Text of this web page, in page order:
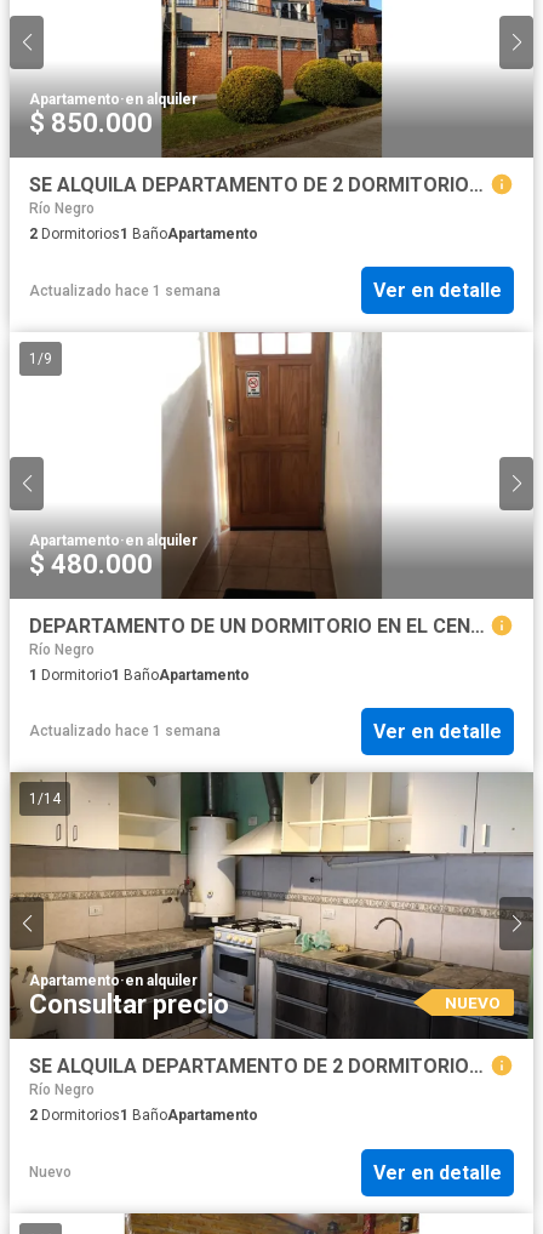
Apartamento·en alquiler
$ 850.000
SE ALQUILA DEPARTAMENTO DE 2 DORMITORIOS EL BOLSÓN
Río Negro
2 Dormitorios1 BañoApartamento
Actualizado hace 1 semana Ver en detalle
1 /9
Apartamento·en alquiler
$ 480.000
DEPARTAMENTO DE UN DORMITORIO EN EL CENTRO DE EL BOLSÓN
Río Negro
1 Dormitorio1 BañoApartamento
Actualizado hace 1 semana Ver en detalle
1 /14
Apartamento·en alquiler
Consultar precio NUEVO
SE ALQUILA DEPARTAMENTO DE 2 DORMITORIOS SOBRE AV SAN MARTN
Río Negro
2 Dormitorios1 BañoApartamento
Nuevo Ver en detalle